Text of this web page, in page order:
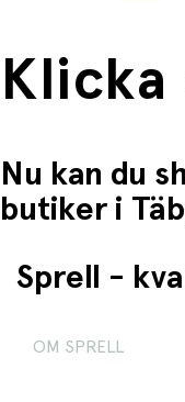
Nu kan du
butiker i
Sprell -
OM SPRELL